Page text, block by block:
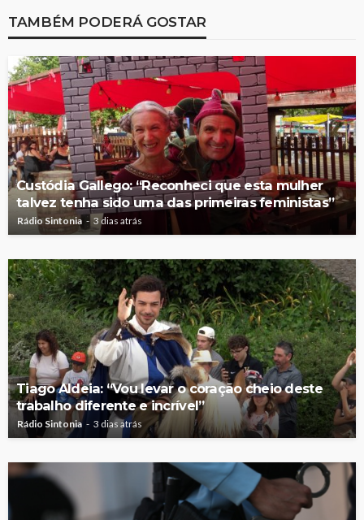
TAMBÉM PODERÁ GOSTAR
Custódia Gallego: “Reconheci que esta mulher
talvez tenha sido uma das primeiras feministas”
Rádio Sintonia 3 dias atrás
Tiago Aldeia: “Vou levar o coração cheio deste
trabalho diferente e incrível”
Rádio Sintonia 3 dias atrás